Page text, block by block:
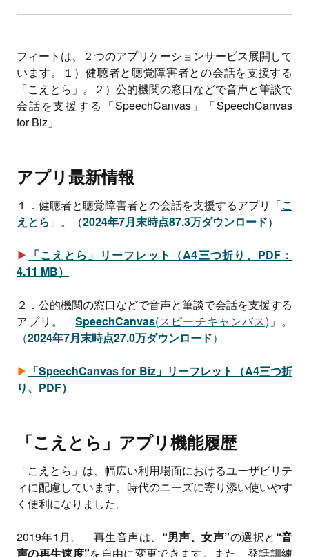
フィートは、２つのアプリケーションサービス展開して
います。１）健聴者と聴覚障害者との会話を支援する
「こえとら」。２）公的機関の窓口などで音声と筆談で
会話を支援する「SpeechCanvas」「SpeechCanvas
for Biz」
アプリ最新情報
１．健聴者と聴覚障害者との会話を支援するアプリ「こ
えとら 」。（2024年7月末時点87.3万ダウンロード）
▶ 「こえとら」リーフレット（A4三つ折り、PDF：
4.11 MB）
２．公的機関の窓口などで音声と筆談で会話を支援する
アプリ。「SpeechCanvas(スピーチキャンバス) 」。
（2024年7月末時点27.0万ダウンロード）
▶ 「SpeechCanvas for Biz」リーフレット（A4三つ折
り、PDF）
「こえとら」アプリ機能履歴
「こえとら」は、幅広い利用場面におけるユーザビリテ
ィに配慮しています。時代のニーズに寄り添い使いやす
く便利になりました。
2019年1月。 再生音声は、 “男声、女声”の選択と “音
声の再生速度”を自由に変更できます。また、発話訓練